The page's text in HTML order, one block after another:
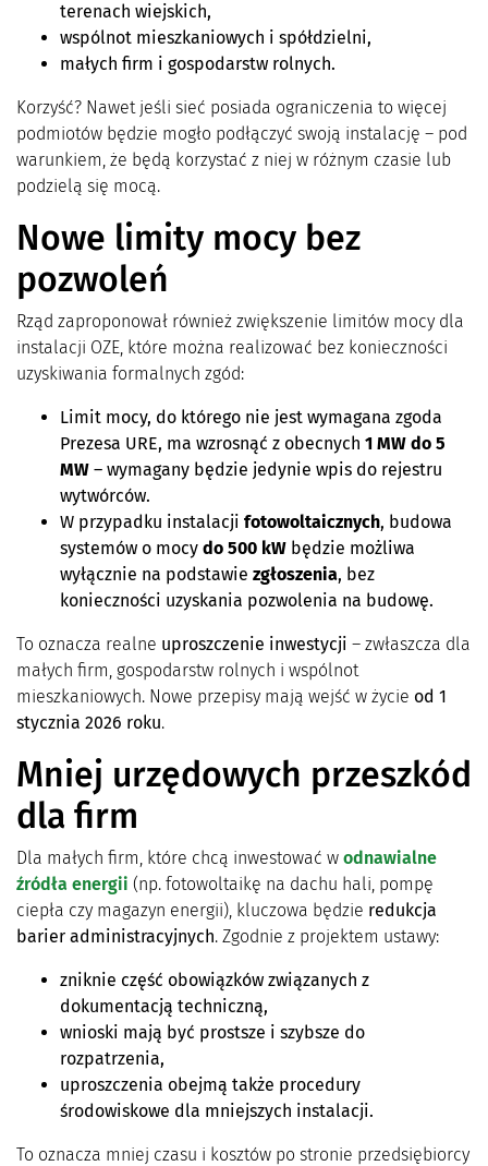
terenach wiejskich,
wspólnot mieszkaniowych i spółdzielni,
małych firm i gospodarstw rolnych.
Korzyść? Nawet jeśli sieć posiada ograniczenia to więcej
podmiotów będzie mogło podłączyć swoją instalację – pod
warunkiem, że będą korzystać z niej w różnym czasie lub
podzielą się mocą.
Nowe limity mocy bez
pozwoleń
Rząd zaproponował również zwiększenie limitów mocy dla
instalacji OZE, które można realizować bez konieczności
uzyskiwania formalnych zgód:
Limit mocy, do którego nie jest wymagana zgoda
Prezesa URE, ma wzrosnąć z obecnych 1 MW do 5
MW – wymagany będzie jedynie wpis do rejestru
wytwórców.
W przypadku instalacji fotowoltaicznych, budowa
systemów o mocy do 500 kW będzie możliwa
wyłącznie na podstawie zgłoszenia, bez
konieczności uzyskania pozwolenia na budowę.
To oznacza realne uproszczenie inwestycji – zwłaszcza dla
małych firm, gospodarstw rolnych i wspólnot
mieszkaniowych. Nowe przepisy mają wejść w życie od 1
stycznia 2026 roku.
Mniej urzędowych przeszkód
dla firm
Dla małych firm, które chcą inwestować w odnawialne
źródła energii (np. fotowoltaikę na dachu hali, pompę
ciepła czy magazyn energii), kluczowa będzie redukcja
barier administracyjnych. Zgodnie z projektem ustawy:
zniknie część obowiązków związanych z
dokumentacją techniczną,
wnioski mają być prostsze i szybsze do
rozpatrzenia,
uproszczenia obejmą także procedury
środowiskowe dla mniejszych instalacji.
To oznacza mniej czasu i kosztów po stronie przedsiębiorcy